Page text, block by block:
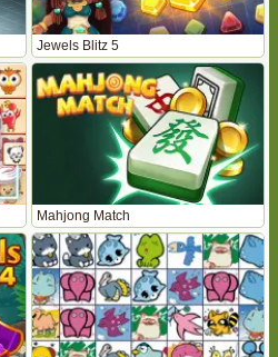
Jewels Blitz 5
Mahjong Match